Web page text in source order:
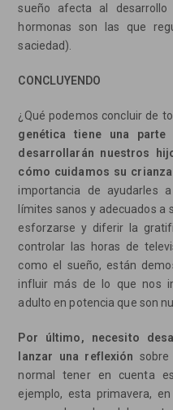
sueño afecta al
hormonas son las que
saciedad).
CONCLUYENDO
¿Qué podemos concluir de
genética tiene una
desarrollarán nuestros
cómo cuidamos su
importancia de ayudarles
límites sanos y adecuados a
esforzarse y diferir la
controlar las horas de
como el sueño, están
influir más de lo que nos
adulto en potencia que son
Por último, necesito
lanzar una reflexión
normal tener en cuenta
ejemplo, esta primavera,